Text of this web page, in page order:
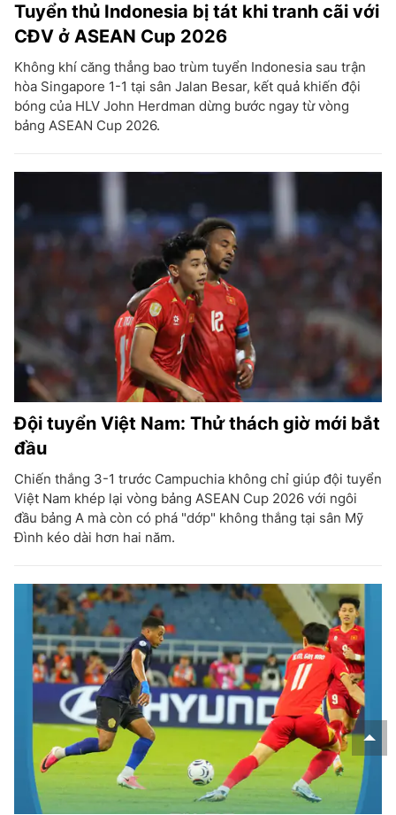
Tuyển thủ Indonesia bị tát khi tranh cãi với
CĐV ở ASEAN Cup 2026
Không khí căng thẳng bao trùm tuyển Indonesia sau trận
hòa Singapore 1-1 tại sân Jalan Besar, kết quả khiến đội
bóng của HLV John Herdman dừng bước ngay từ vòng
bảng ASEAN Cup 2026.
Đội tuyển Việt Nam: Thử thách giờ mới bắt
đầu
Chiến thắng 3-1 trước Campuchia không chỉ giúp đội tuyển
Việt Nam khép lại vòng bảng ASEAN Cup 2026 với ngôi
đầu bảng A mà còn có phá "dớp" không thắng tại sân Mỹ
Đình kéo dài hơn hai năm.